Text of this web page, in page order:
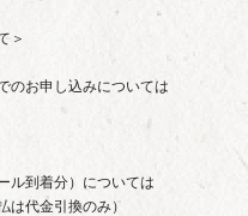
＞
のお申し込みについては
ル到着分）については
は代金引換のみ）